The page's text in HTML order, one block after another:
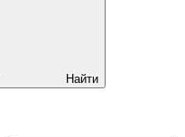
Найти